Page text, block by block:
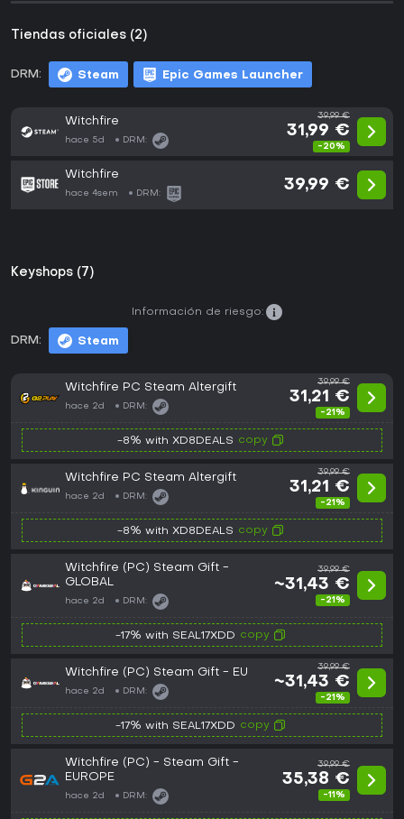
Tiendas oficiales (2)
DRM: Steam Epic Games Launcher
Witchfire
hace 5d DRM:
39,99 €
31,99 €
-20%
Witchfire
hace 4sem DRM:
39,99 €
Keyshops (7)
DRM: Steam
Información de riesgo:
Witchfire PC Steam Altergift
hace 2d DRM:
39,99 €
31,21 €
-21%
-8% with XD8DEALS copy
Witchfire PC Steam Altergift
hace 2d DRM:
39,99 €
31,21 €
-21%
-8% with XD8DEALS copy
Witchfire (PC) Steam Gift -
GLOBAL
hace 2d DRM:
39,99 €
~31,43 €
-21%
-17% with SEAL17XDD copy
Witchfire (PC) Steam Gift - EU
hace 2d DRM:
39,99 €
~31,43 €
-21%
-17% with SEAL17XDD copy
Witchfire (PC) - Steam Gift -
EUROPE
hace 2d DRM:
39,99 €
35,38 €
-11%